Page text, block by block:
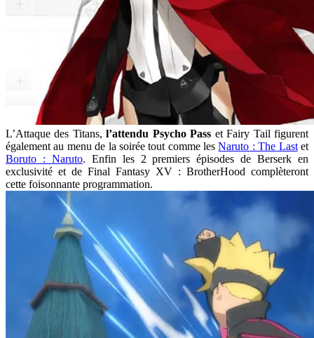
L’Attaque des Titans,l’attendu Psycho Pass et Fairy Tail figurent
également au menu de la soirée tout comme lesNaruto : The Lastet
Boruto : Naruto. Enfin les 2 premiers épisodes de Berserk en
exclusivité et de Final Fantasy XV : BrotherHood complèteront
cette foisonnante programmation.